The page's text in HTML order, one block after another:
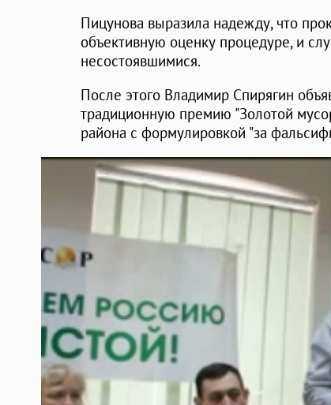
Пицунова выразила надежду, что
объективную оценку процедуре, и
несостоявшимися.
После этого Владимир Спирягин
традиционную премию "Золотой
района с формулировкой "за